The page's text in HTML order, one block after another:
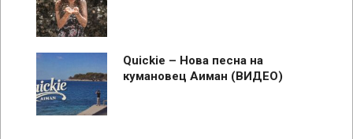
Quickie – Нова песна на
кумановец Аиман (ВИДЕО)